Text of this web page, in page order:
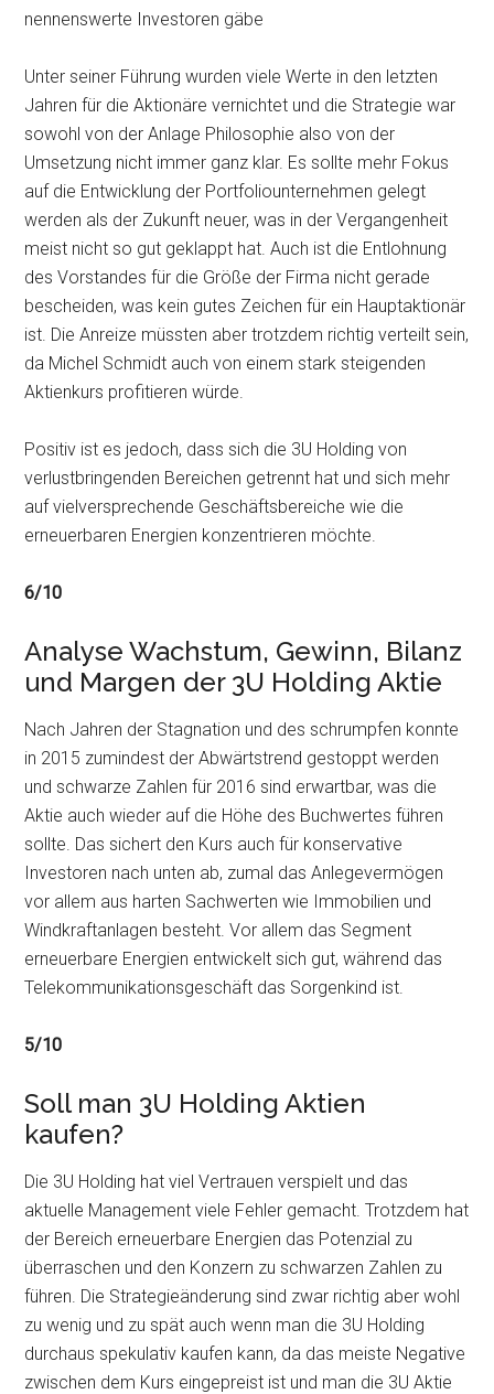
nennenswerte Investoren gäbe
Unter seiner Führung wurden viele Werte in den letzten
Jahren für die Aktionäre vernichtet und die Strategie war
sowohl von der Anlage Philosophie also von der
Umsetzung nicht immer ganz klar. Es sollte mehr Fokus
auf die Entwicklung der Portfoliounternehmen gelegt
werden als der Zukunft neuer, was in der Vergangenheit
meist nicht so gut geklappt hat. Auch ist die Entlohnung
des Vorstandes für die Größe der Firma nicht gerade
bescheiden, was kein gutes Zeichen für ein Hauptaktionär
ist. Die Anreize müssten aber trotzdem richtig verteilt sein,
da Michel Schmidt auch von einem stark steigenden
Aktienkurs profitieren würde.
Positiv ist es jedoch, dass sich die 3U Holding von
verlustbringenden Bereichen getrennt hat und sich mehr
auf vielversprechende Geschäftsbereiche wie die
erneuerbaren Energien konzentrieren möchte.
6/10
Analyse Wachstum, Gewinn, Bilanz
und Margen der 3U Holding Aktie
Nach Jahren der Stagnation und des schrumpfen konnte
in 2015 zumindest der Abwärtstrend gestoppt werden
und schwarze Zahlen für 2016 sind erwartbar, was die
Aktie auch wieder auf die Höhe des Buchwertes führen
sollte. Das sichert den Kurs auch für konservative
Investoren nach unten ab, zumal das Anlegevermögen
vor allem aus harten Sachwerten wie Immobilien und
Windkraftanlagen besteht. Vor allem das Segment
erneuerbare Energien entwickelt sich gut, während das
Telekommunikationsgeschäft das Sorgenkind ist.
5/10
Soll man 3U Holding Aktien
kaufen?
Die 3U Holding hat viel Vertrauen verspielt und das
aktuelle Management viele Fehler gemacht. Trotzdem hat
der Bereich erneuerbare Energien das Potenzial zu
überraschen und den Konzern zu schwarzen Zahlen zu
führen. Die Strategieänderung sind zwar richtig aber wohl
zu wenig und zu spät auch wenn man die 3U Holding
durchaus spekulativ kaufen kann, da das meiste Negative
zwischen dem Kurs eingepreist ist und man die 3U Aktie